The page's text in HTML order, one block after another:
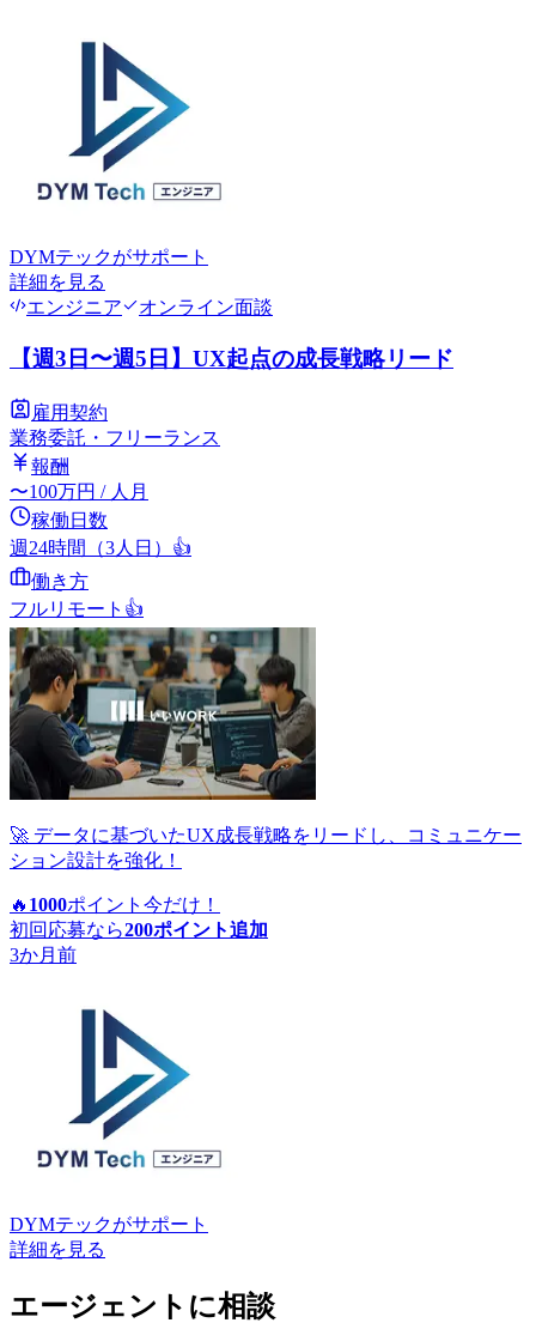
DYMテックがサポート
詳細を見る
エンジニア
オンライン面談
【週3日〜週5日】UX起点の成長戦略リード
雇用契約
業務委託・フリーランス
報酬
〜100万円 / 人月
稼働日数
週24時間（3人日） 👍
働き方
フルリモート 👍
🚀 データに基づいたUX成長戦略をリードし、コミュニケー
ション設計を強化！
🔥 1000ポイント 今だけ！
初回応募なら200ポイント追加
3か月前
DYMテックがサポート
詳細を見る
エージェントに相談